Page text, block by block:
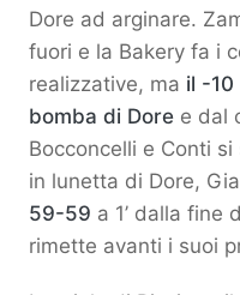
Dore ad arginare.
fuori e la Bakery fa i
realizzative, ma il -10
bomba di Dore e dal
Bocconcelli e Conti
in lunetta di Dore,
59-59 a 1’ dalla fine
rimette avanti i suoi